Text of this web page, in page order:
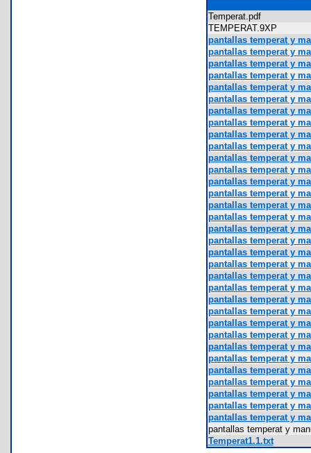
Temperat.pdf
TEMPERAT.9XP
pantallas temperat y
pantallas temperat y
pantallas temperat y
pantallas temperat y
pantallas temperat y
pantallas temperat y
pantallas temperat y
pantallas temperat y
pantallas temperat y
pantallas temperat y
pantallas temperat y
pantallas temperat y
pantallas temperat y
pantallas temperat y
pantallas temperat y
pantallas temperat y
pantallas temperat y
pantallas temperat y
pantallas temperat y
pantallas temperat y
pantallas temperat y
pantallas temperat y
pantallas temperat y
pantallas temperat y
pantallas temperat y
pantallas temperat y
pantallas temperat y
pantallas temperat y
pantallas temperat y
pantallas temperat y
pantallas temperat y
pantallas temperat y
pantallas temperat y
pantallas temperat y
Temperat1.1.txt